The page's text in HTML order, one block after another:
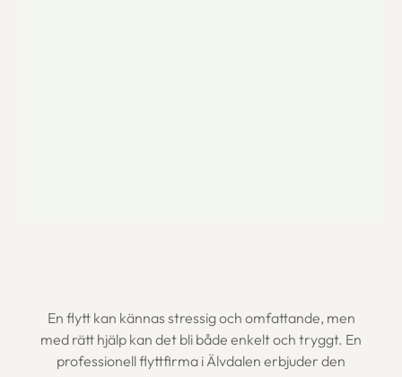
En flytt kan kännas stressig och omfattande, men
med rätt hjälp kan det bli både enkelt och tryggt. En
professionell flyttfirma i Älvdalen erbjuder den